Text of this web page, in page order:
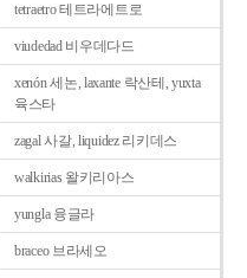
tetraetro 테트라에트로
viudedad 비우데다드
xenón 세논, laxante 락산테, yuxta
육스타
zagal 사갈, liquidez 리키데스
walkirias 왈키리아스
yungla 융글라
braceo 브라세오